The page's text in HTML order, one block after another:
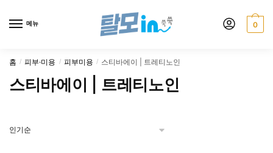
메뉴 0
홈 / 피부·미용 / 피부미용 / 스티바에이 | 트레티노인
스티바에이 | 트레티노인